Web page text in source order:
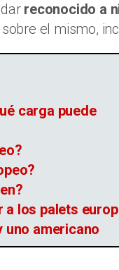
reconocido a
el mismo,
carga puede
a los palets
uno americano